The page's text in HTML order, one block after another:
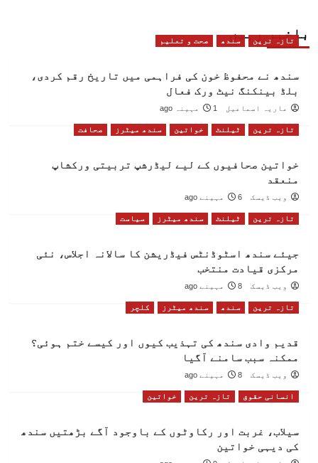
باخبر رہیں
تازہ ترین سندھ صحت و تعلیم
سندھ نے محفوظ خون کی فراہمی میں تاریخ رقم کردی،
بلڈ بینکنگ نیٹ ورک فعال
ماریہ اسماعیل 1 مہینہ ago
تازہ ترین ٹیلنٹ خواتین سندھ میٹرز صحافت
خواتین صحافیوں کے لیے لیڈرشپ تربیتی ورکشاپ
منعقد
ویب ڈیسک 6 مہینے ago
تازہ ترین ٹیلنٹ سندھ میٹرز سیاست
جیئے سندھ اسٹوڈنٹس فیڈریشن کا سالانہ اجلاس، نئی
مرکزی قیادت منتخب
ویب ڈیسک 8 مہینے ago
تازہ ترین سندھ سندھ میٹرز کلچر
قدیم وادی سندھ کی تہذیب کیوں اور کیسے ختم ہوئی؟
ممکنہ سبب سامنے آگیا
ویب ڈیسک 8 مہینے ago
انسانی حقوق تازہ ترین خواتین
سیلاب، غربت اور رکاوٹوں کے باوجود آگے بڑھتیں سندھ
کی دیہی خواتین